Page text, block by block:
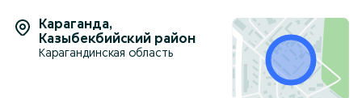
Караганда,
Казыбекбийский район
Карагандинская область